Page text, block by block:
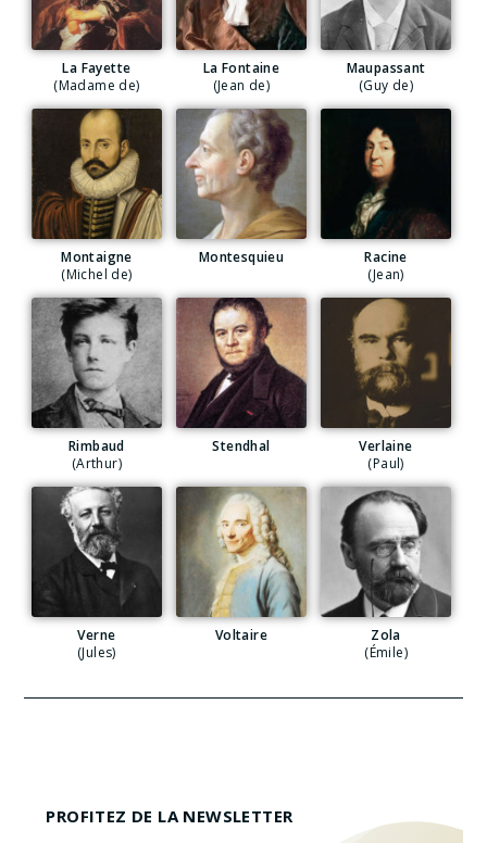
La Fayette
(Madame de)
La Fontaine
(Jean de)
Maupassant
(Guy de)
Montaigne
(Michel de)
Montesquieu
Racine
(Jean)
Rimbaud
(Arthur)
Stendhal
Verlaine
(Paul)
Verne
(Jules)
Voltaire
Zola
(Émile)
PROFITEZ DE LA NEWSLETTER